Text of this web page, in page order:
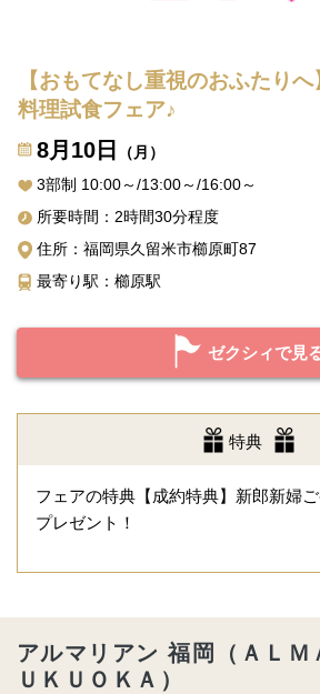
【おもてなし重視のおふたり
料理試食フェア♪
8月10日
（月）
3部制 10:00～/13:00～/16:00～
所要時間：2時間30分程度
住所：福岡県久留米市櫛原町87
最寄り駅：櫛原駅
ゼクシィで見
特典
フェアの特典【成約特典】新郎新婦
プレゼント！
アルマリアン 福岡（ＡＬ
ＵＫＵＯＫＡ）